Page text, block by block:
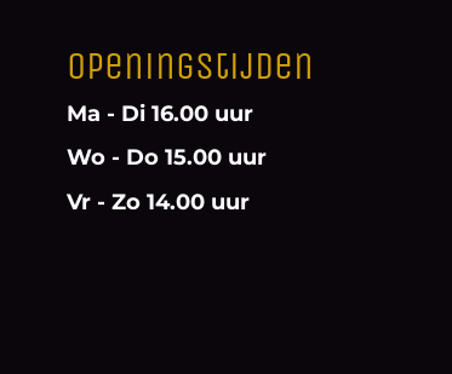
Openingstijden
Ma - Di 16.00 uur
Wo - Do 15.00 uur
Vr - Zo 14.00 uur